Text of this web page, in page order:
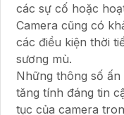
các sự cố hoặc
Camera cũng có
các điều kiện thời
sương mù.
Những thông số
tăng tính đáng tin
tục của camera